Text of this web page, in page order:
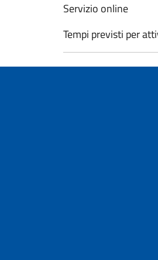
Servizio online
Tempi previsti per